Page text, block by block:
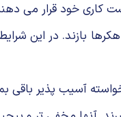
كاری خود قرار می
بازند. در این
آسیب پذیر باقی